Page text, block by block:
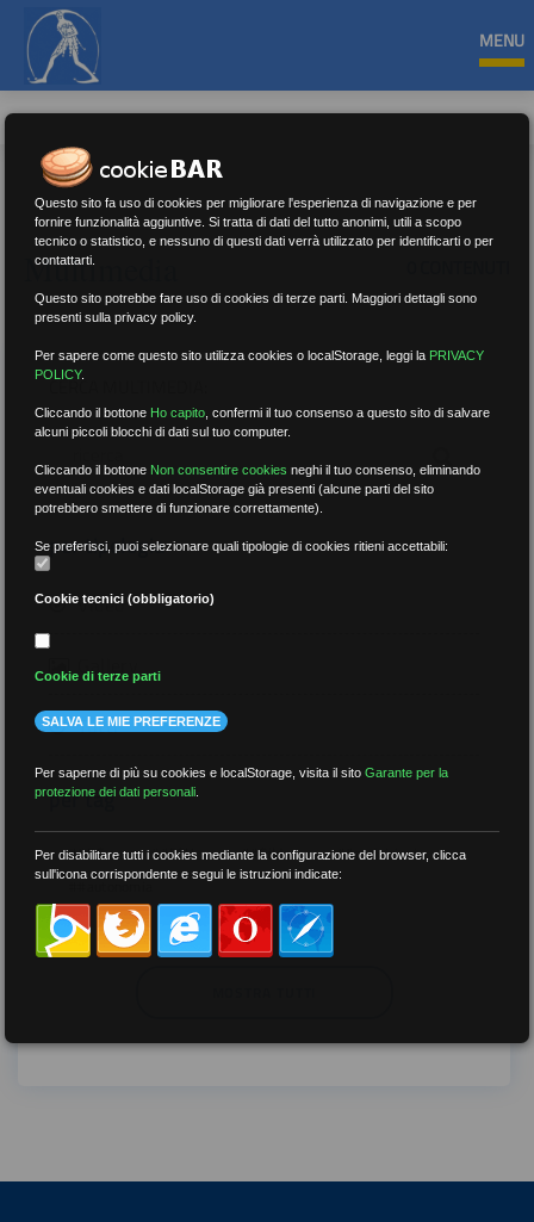
MENU
Multimedia
CERCA MULTIMEDIA:
per tipologia
Video
Gallery
Tutti
per tag
##DS ##FGU ##Gilda
##audoizioni
##autonomia
Questo sito fa uso di cookies per migliorare l'esperienza di navigazione e per
fornire funzionalità aggiuntive. Si tratta di dati del tutto anonimi, utili a scopo
tecnico o statistico, e nessuno di questi dati verrà utilizzato per identificarti o per
contattarti.
Questo sito potrebbe fare uso di cookies di terze parti. Maggiori dettagli sono
presenti sulla privacy policy.
Per sapere come questo sito utilizza cookies o localStorage, leggi la PRIVACY
POLICY.
Cliccando il bottone Ho capito,confermi il tuo consenso a questo sito di salvare
alcuni piccoli blocchi di dati sul tuo computer.
Cliccando il bottone Non consentire cookies neghi il tuo consenso, eliminando
eventuali cookies e dati localStorage già presenti (alcune parti del sito
potrebbero smettere di funzionare correttamente).
Se preferisci, puoi selezionare quali tipologie di cookies ritieni accettabili:
Cookie tecnici (obbligatorio)
Cookie di terze parti
SALVA LE MIE PREFERENZE
Per saperne di più su cookies e localStorage, visita il sitoGarante per la
protezione dei dati personali.
Per disabilitare tutti i cookies mediante la configurazione del browser, clicca
sull'icona corrispondente e segui le istruzioni indicate: